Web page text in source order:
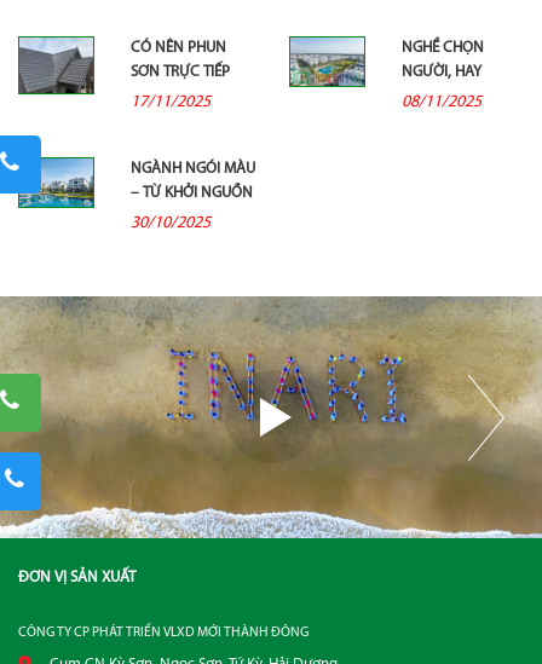
CÓ NÊN PHUN
SƠN TRỰC TIẾP
LÊN NGÓI BẠC
17/11/2025
NGHỀ CHỌN
NGƯỜI, HAY
NGƯỜI CHỌN
08/11/2025
NGÀNH NGÓI MÀU
– TỪ KHỞI NGUỒN
ĐẾN THỜI KỲ
30/10/2025
ĐƠN VỊ SẢN XUẤT
CÔNG TY CP PHÁT TRIỂN VLXD MỚI THÀNH ĐÔNG